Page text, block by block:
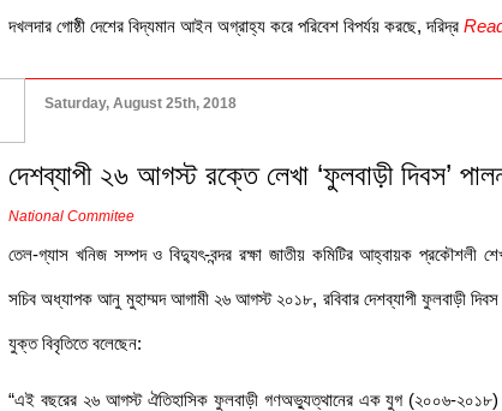
দখলদার গোষ্ঠী দেশের বিদ্যমান আইন অগ্রাহ্য করে পরিবেশ বিপর্যয় করছে, দরিদ্র
Saturday, August 25th, 2018
দেশব্যাপী ২৬ আগস্ট রক্তে লেখা ‘ফুলবাড়ী দিবস’
National Commitee
তেল-গ্যাস খনিজ সম্পদ ও বিদ্যুৎ-বন্দর রক্ষা জাতীয় কমিটির আহ্বায়ক প্রকৌশলী
সচিব অধ্যাপক আনু মুহাম্মদ আগামী ২৬ আগস্ট ২০১৮, রবিবার দেশব্যাপী ফুলবাড়ী
যুক্ত বিবৃতিতে বলেছেন:
“এই বছরের ২৬ আগস্ট ঐতিহাসিক ফুলবাড়ী গণঅভ্যুত্থানের এক যুগ (২০০৬-২০১৮)